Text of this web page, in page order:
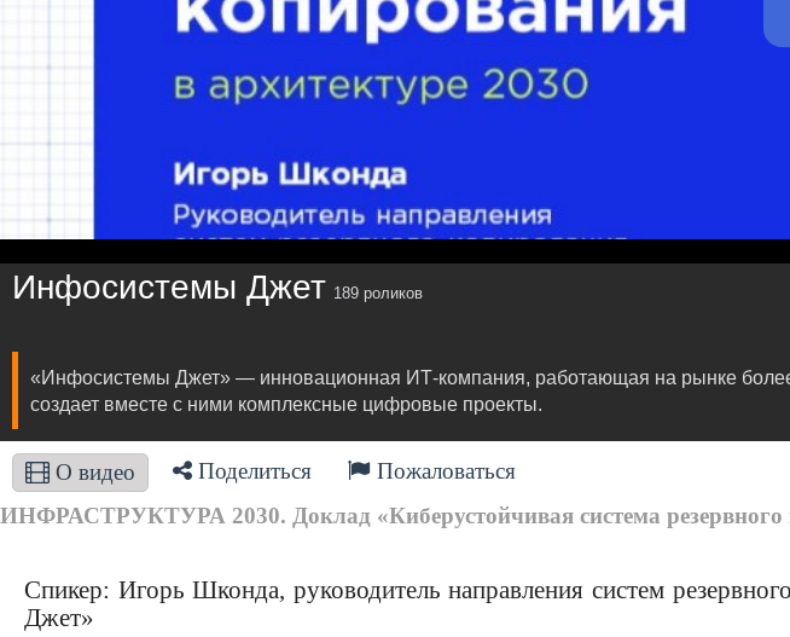
Инфосистемы Джет 189 роликов
«Инфосистемы Джет» — инновационная ИТ-компания, работающая на рынке
создает вместе с ними комплексные цифровые проекты.
О видео Поделиться
Пожаловаться
ИНФРАСТРУКТУРА 2030. Доклад «Киберустойчивая система резервного
Спикер: Игорь Шконда, руководитель направления систем
Джет»